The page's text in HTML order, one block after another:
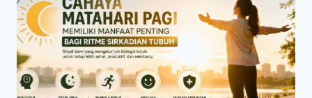
BEROLAHRAGA?